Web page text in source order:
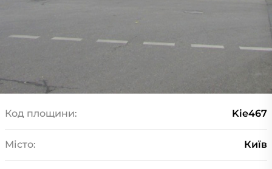
Код площини: Kie467
Місто: Київ